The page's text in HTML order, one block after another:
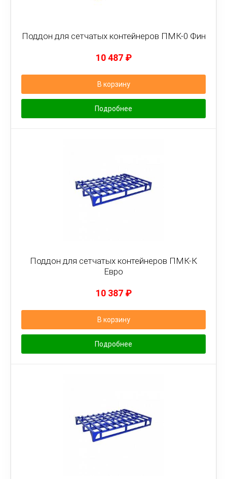
Поддон для сетчатых контейнеров ПМК-0 Фин
10 487 ₽
В корзину
Подробнее
Поддон для сетчатых контейнеров ПМК-К
Евро
10 387 ₽
В корзину
Подробнее